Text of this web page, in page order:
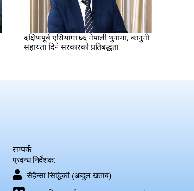
दक्षिणपूर्व एसियामा ७६ नेपाली थुनामा, कानुनी
सहायता दिने सरकारको प्रतिबद्धता
सम्पर्क
प्रवन्ध निर्देशक:
सैहैन्सा सिद्धिकी (अब्दुल खताब)